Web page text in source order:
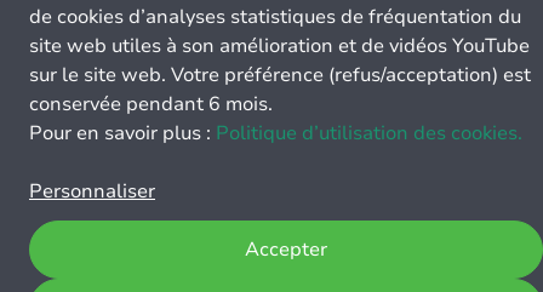
de cookies d’analyses statistiques de fréquentation du
site web utiles à son amélioration et de vidéos YouTube
sur le site web. Votre préférence (refus/acceptation) est
conservée pendant 6 mois.
Pour en savoir plus : Politique d’utilisation des cookies.
Personnaliser
Accepter